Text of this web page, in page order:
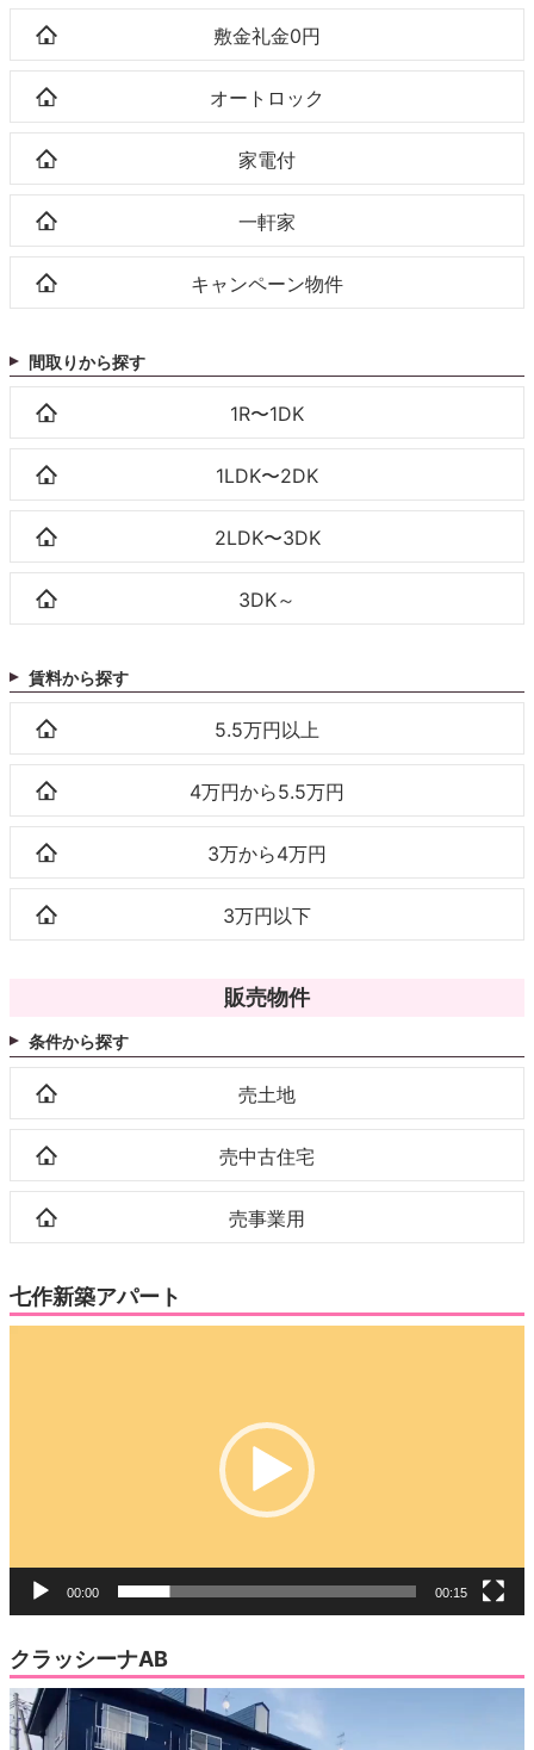
敷金礼金0円
オートロック
家電付
一軒家
キャンペーン物件
間取りから探す
1R〜1DK
1LDK〜2DK
2LDK〜3DK
3DK～
賃料から探す
5.5万円以上
4万円から5.5万円
3万から4万円
3万円以下
販売物件
条件から探す
売土地
売中古住宅
売事業用
七作新築アパート
00:00 00:15
クラッシーナAB
動
画